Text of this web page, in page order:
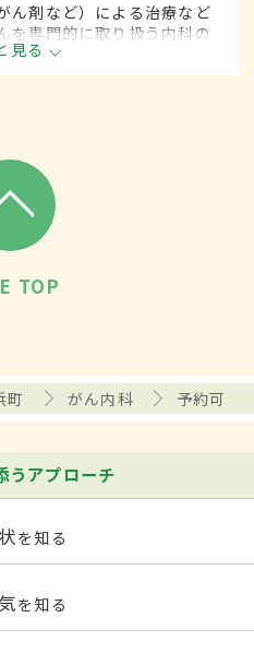
ん剤など）による治療など
を専門的に取り扱う内科の
見る
TOP
町 がん内科 予約可
うアプローチ
を知る
を知る